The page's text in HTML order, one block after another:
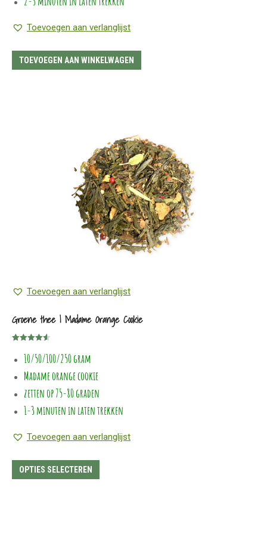
Toevoegen aan verlanglijst
TOEVOEGEN AAN WINKELWAGEN
Toevoegen aan verlanglijst
Groene thee | Madame Orange Cookie
4.57uit 5
10/50/100/250 gram
Madame orange cookie
zetten op 75-80 graden
1-3 minuten in laten trekken
Toevoegen aan verlanglijst
OPTIES SELECTEREN